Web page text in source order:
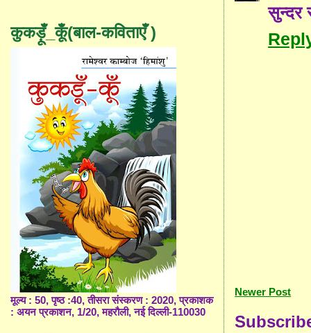
सुन्दर
Newer Post
कुकड़ूँ_कूँ(बाल-कविताएँ )
मूल्य : 50, पृष्ठ :40, तीसरा संस्करण : 2020, प्रकाशक
: अयन प्रकाशन, 1/20, महरौली, नई दिल्ली-110030